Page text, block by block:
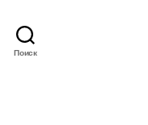
Поиск